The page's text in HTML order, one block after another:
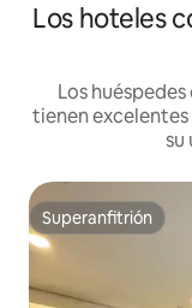
Los hoteles
Los
tienen
su
Superanfitrión
Superanfitrión